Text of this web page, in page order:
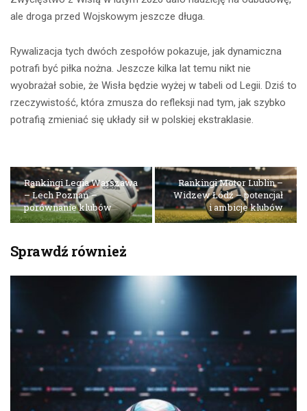
ale droga przed Wojskowym jeszcze długa.
Rywalizacja tych dwóch zespołów pokazuje, jak dynamiczna
potrafi być piłka nożna. Jeszcze kilka lat temu nikt nie
wyobrażał sobie, że Wisła będzie wyżej w tabeli od Legii. Dziś to
rzeczywistość, która zmusza do refleksji nad tym, jak szybko
potrafią zmieniać się układy sił w polskiej ekstraklasie.
Rankingi Legia Warszawa
– Lech Poznań –
porównanie klubów
Rankingi Motor Lublin –
Widzew Łódź – potencjał
i ambicje klubów
Sprawdź również